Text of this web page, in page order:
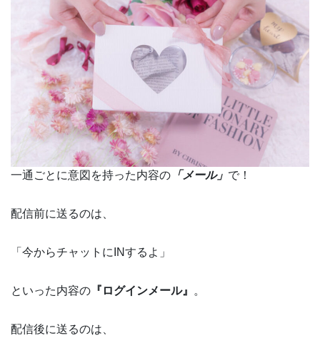
一通ごとに意図を持った内容の 「メール」 で！
配信前に送るのは、
「今からチャットにINするよ」
といった内容の 『ログインメール』 。
配信後に送るのは、